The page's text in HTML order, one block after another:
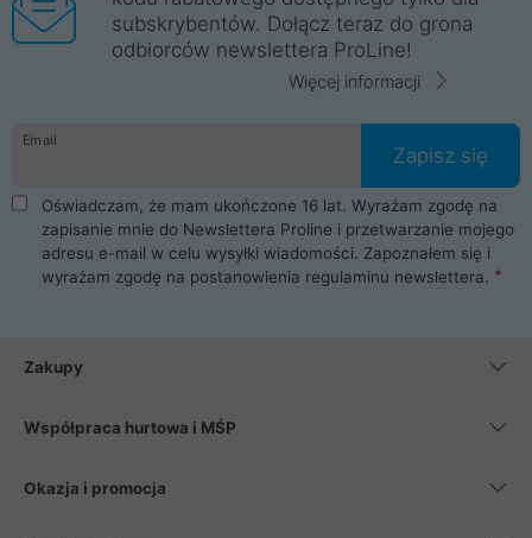
subskrybentów. Dołącz teraz do grona
odbiorców newslettera ProLine!
Więcej informacji
Email
Zapisz się
Oświadczam, że mam ukończone 16 lat. Wyrażam zgodę na
zapisanie mnie do Newslettera Proline i przetwarzanie mojego
adresu e-mail w celu wysyłki wiadomości. Zapoznałem się i
wyrażam zgodę na postanowienia regulaminu newslettera.
Zakupy
Współpraca hurtowa i MŚP
Okazja i promocja